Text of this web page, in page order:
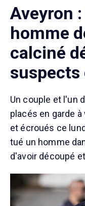
Aveyron
homme
calciné
suspects
Un couple et l'un
placés en garde
et écroués ce
tué un homme
d'avoir découpé